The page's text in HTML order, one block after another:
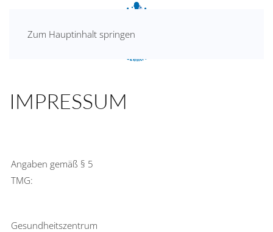
Zum Hauptinhalt springen
IMPRESSUM
Angaben gemäß § 5
TMG:
Gesundheitszentrum